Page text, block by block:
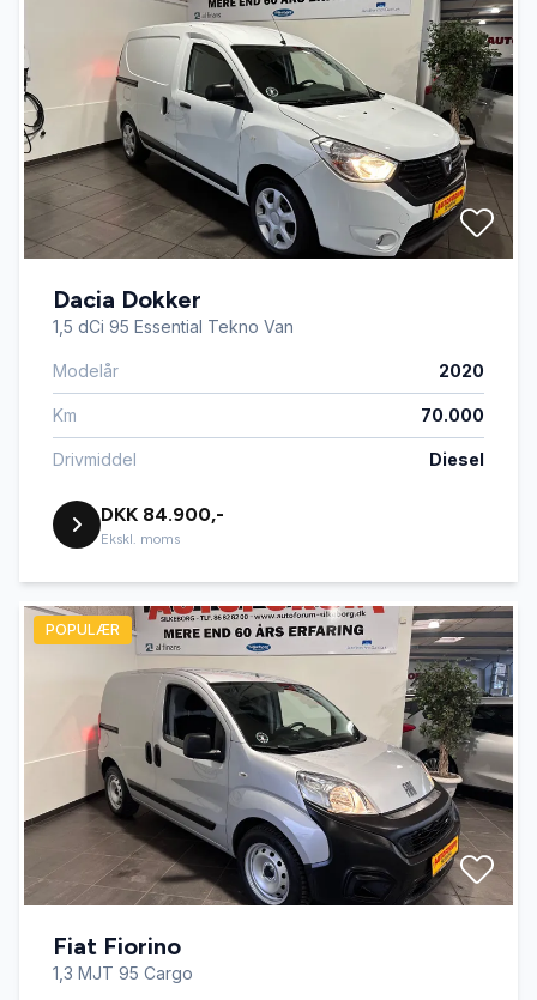
Dacia Dokker
1,5 dCi 95 Essential Tekno Van
Modelår 2020
Km 70.000
Drivmiddel Diesel
DKK 84.900,-
Ekskl. moms
POPULÆR
Fiat Fiorino
1,3 MJT 95 Cargo